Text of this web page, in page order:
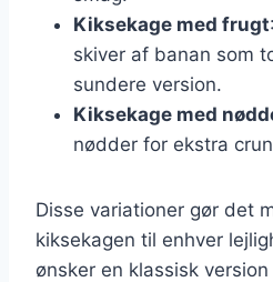
Kiksekage med frugt
skiver af banan som
sundere version.
Kiksekage med
nødder for ekstra
Disse variationer gør det
kiksekagen til enhver
ønsker en klassisk